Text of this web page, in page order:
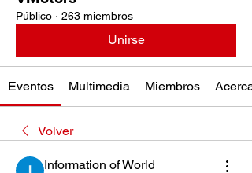
Público · 263 miembros
Unirse
Eventos Multimedia Miembros Acerca
Volver
Information of World